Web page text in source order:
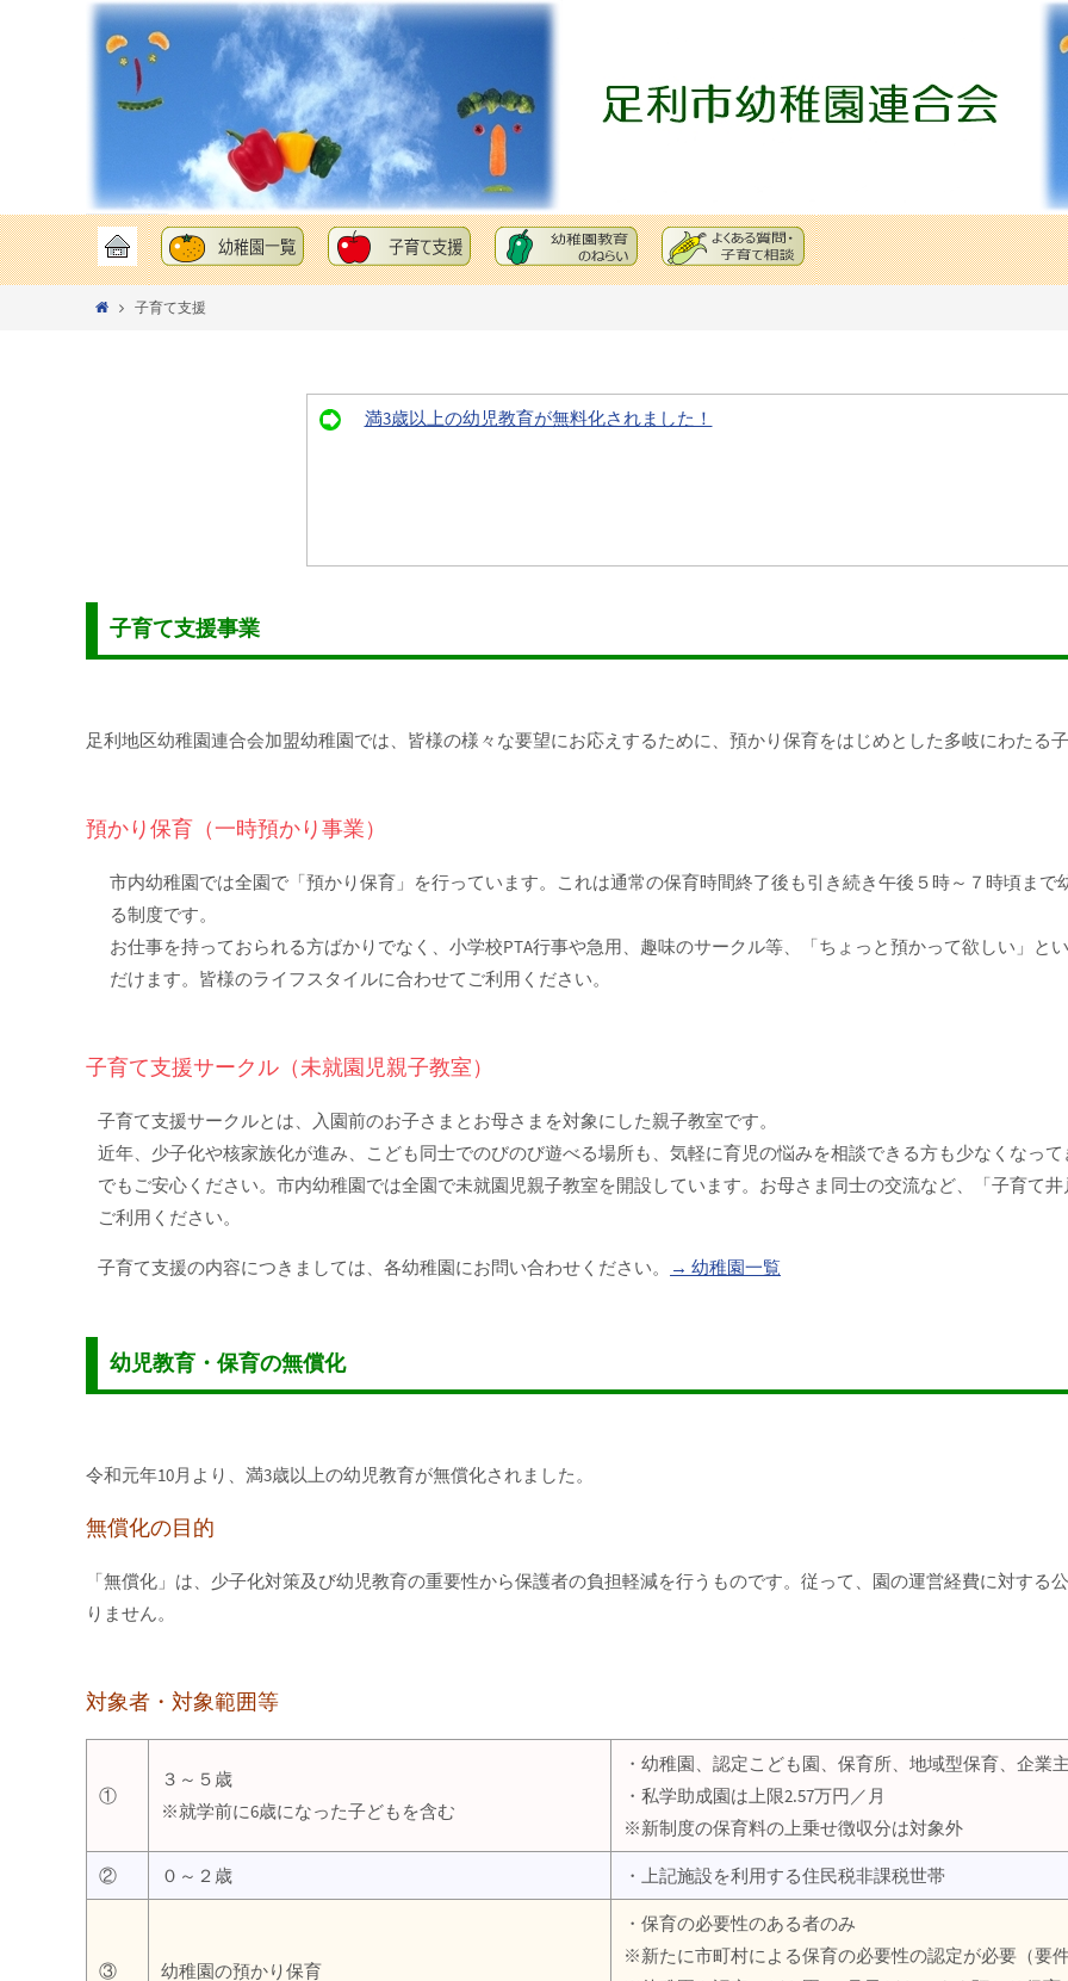
キ
ッ
コ
ン
テ
ホ 子育て支援
満3歳以上の幼児教育が無料化されました！
子育て支援事業
足利地区幼稚園連合会加盟幼稚園では、皆様の様々な要望にお応えするために、預かり保育をはじめとした多岐にわたる
預かり保育（一時預かり事業）
市内幼稚園では全園で「預かり保育」を行っています。これは通常の保育時間終了後も引き続き午後５時～７時頃まで
る制度です。
お仕事を持っておられる方ばかりでなく、小学校PTA行事や急用、趣味のサークル等、「ちょっと預かって欲しい」と
だけます。皆様のライフスタイルに合わせてご利用ください。
子育て支援サークル（未就園児親子教室）
子育て支援サークルとは、入園前のお子さまとお母さまを対象にした親子教室です。
近年、少子化や核家族化が進み、こども同士でのびのび遊べる場所も、気軽に育児の悩みを相談できる方も少なくなっ
でもご安心ください。市内幼稚園では全園で未就園児親子教室を開設しています。お母さま同士の交流など、「子育て
ご利用ください。
子育て支援の内容につきましては、各幼稚園にお問い合わせください。 → 幼稚園一覧
幼児教育・保育の無償化
令和元年10月より、満3歳以上の幼児教育が無償化されました。
無償化の目的
「無償化」は、少子化対策及び幼児教育の重要性から保護者の負担軽減を行うものです。従って、園の運営経費に対す
りません。
対象者・対象範囲等
①
３～５歳
※就学前に6歳になった子どもを含む
・幼稚園、認定こども園、保育所、地域型保育、企業
・私学助成園は上限2.57万円／月
※新制度の保育料の上乗せ徴収分は対象外
② ０～２歳 ・上記施設を利用する住民税非課税世帯
③ 幼稚園の預かり保育
・保育の必要性のある者のみ
※新たに市町村による保育の必要性の認定が必要（要